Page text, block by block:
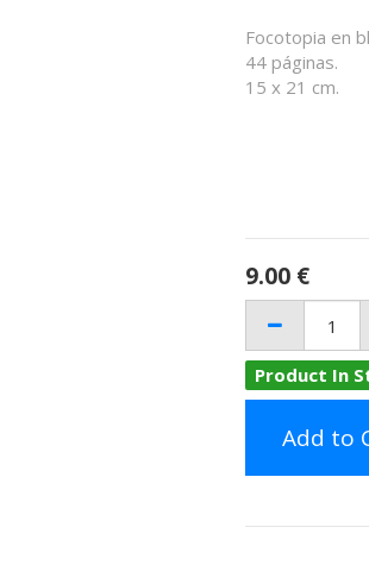
Focotopia en
44 páginas.
15 x 21 cm.
9.00 €
Product In
Add to